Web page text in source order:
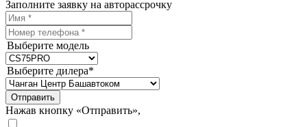
Заполните заявку на авторассрочку
Выберите модель
Выберите дилера*
Отправить
Нажав кнопку «Отправить»,